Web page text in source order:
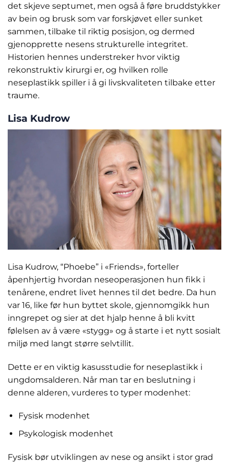
det skjeve septumet, men også å føre bruddstykker
av bein og brusk som var forskjøvet eller sunket
sammen, tilbake til riktig posisjon, og dermed
gjenopprette nesens strukturelle integritet.
Historien hennes understreker hvor viktig
rekonstruktiv kirurgi er, og hvilken rolle
neseplastikk spiller i å gi livskvaliteten tilbake etter
traume.
Lisa Kudrow
Lisa Kudrow, “Phoebe” i «Friends», forteller
åpenhjertig hvordan neseoperasjonen hun fikk i
tenårene, endret livet hennes til det bedre. Da hun
var 16, like før hun byttet skole, gjennomgikk hun
inngrepet og sier at det hjalp henne å bli kvitt
følelsen av å være «stygg» og å starte i et nytt sosialt
miljø med langt større selvtillit.
Dette er en viktig kasusstudie for neseplastikk i
ungdomsalderen. Når man tar en beslutning i
denne alderen, vurderes to typer modenhet:
Fysisk modenhet
Psykologisk modenhet
Fysisk bør utviklingen av nese og ansikt i stor grad